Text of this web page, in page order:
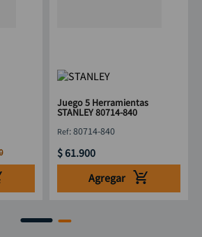
Juego 5 Herramientas
STANLEY 80714-840
:80714-840
$61.900
Agregar